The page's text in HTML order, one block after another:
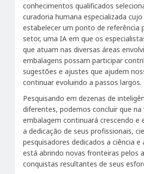
conhecimentos qualificados
curadoria humana especializada
estabelecer um ponto de referência
setor, uma IA em que os
que atuam nas diversas áreas
embalagens possam participar
sugestões e ajustes que ajudem
continuar evoluindo a passos largos.
Pesquisando em dezenas de
diferentes, podemos concluir que na
embalagem continuará crescendo e
a dedicação de seus profissionais,
pesquisadores dedicados a ciência
está abrindo novas fronteiras pelos
conquistas resultantes de seus